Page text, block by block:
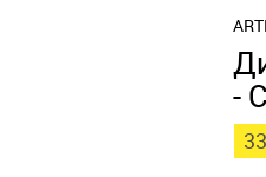
Дитяча тенісна ракетка TR100 19
-